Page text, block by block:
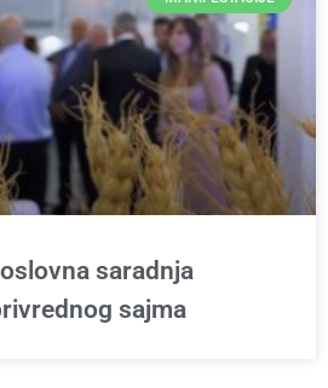
saradnja
sajma